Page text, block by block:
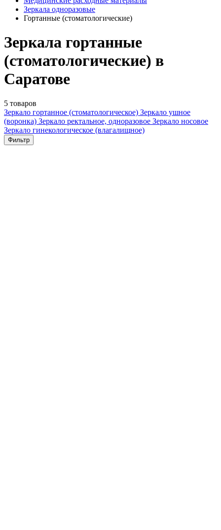
Зеркала одноразовые
Гортанные (стоматологические)
Зеркала гортанные
(стоматологические) в
Саратове
5 товаров
Зеркало гортанное (стоматологическое) Зеркало ушное
(воронка) Зеркало ректальное, одноразовое Зеркало носовое
Зеркало гинекологическое (влагалищное)
Фильтр